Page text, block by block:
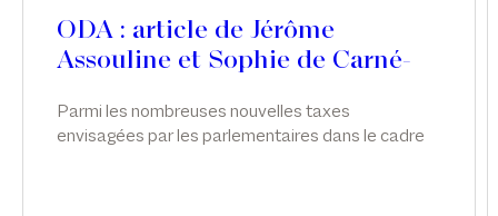
Parmi les nombreuses nouvelles taxes
envisagées par les parlementaires dans le cadre
ODA : article de Jérôme
Assouline et Sophie de Carné-